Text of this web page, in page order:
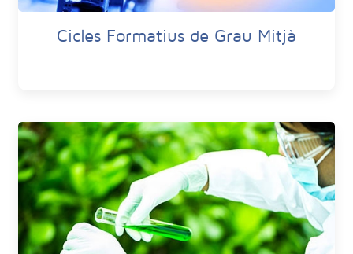
Cicles Formatius de Grau Mitjà